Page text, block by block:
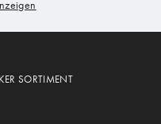
SORTIMENT